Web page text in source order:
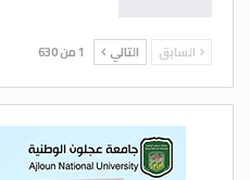
السابق التالي 1 من 630